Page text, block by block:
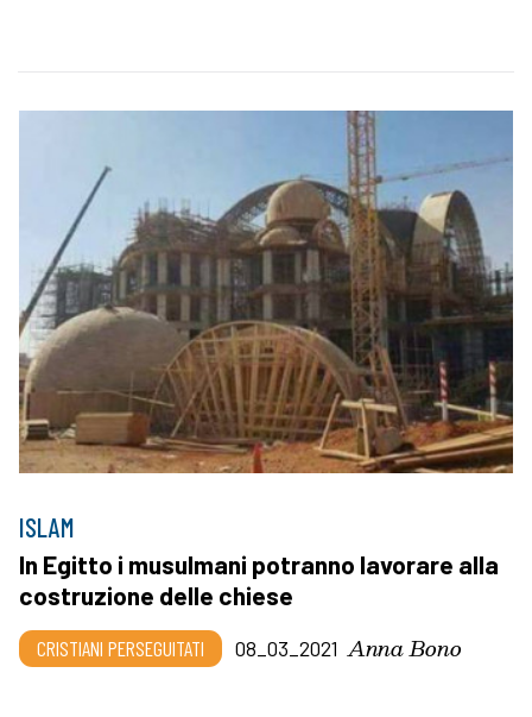
ISLAM
In Egitto i musulmani potranno lavorare alla
costruzione delle chiese
CRISTIANI PERSEGUITATI 08_03_2021 Anna Bono